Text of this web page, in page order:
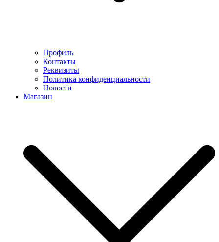
Профиль
Контакты
Реквизиты
Политика конфиденциальности
Новости
Магазин